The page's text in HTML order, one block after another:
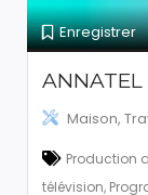
Enregistrer
ANNATEL
Maison,
Production
télévision,